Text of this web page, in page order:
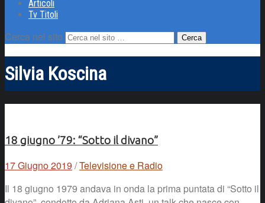
Articoli
Tv Titoli
Cerca nel sito
Silvia Koscina
18 giugno ’79: “Sotto il divano”
17 Giugno 2019 /Televisione e Radio
Il 18 giugno 1979 andava in onda la prima puntata di “Sotto il